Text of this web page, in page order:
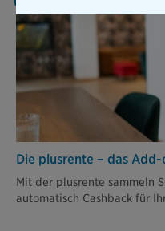
Die plusrente – das
Mit der plusrente sammeln
automatisch Cashback für